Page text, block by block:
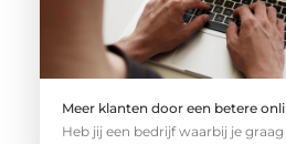
Meer klanten door een betere
Heb jij een bedrijf waarbij je